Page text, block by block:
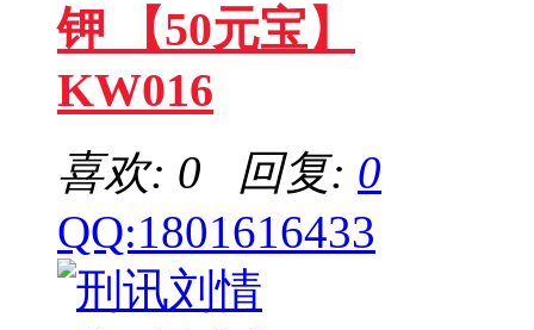
钾 【50元宝】
KW016
喜欢: 0 回复: 0
QQ:1801616433